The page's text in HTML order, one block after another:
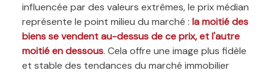
influencée par des valeurs extrêmes, le prix médian
représente le point milieu du marché : la moitié des
biens se vendent au-dessus de ce prix, et l'autre
moitié en dessous. Cela offre une image plus fidèle
et stable des tendances du marché immobilier